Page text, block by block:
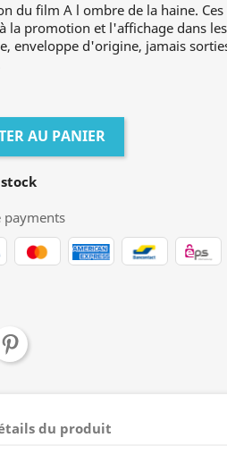
du film A l ombre de la haine.
la promotion et l'affichage dans
enveloppe d'origine, jamais
AU PANIER
payments
du produit